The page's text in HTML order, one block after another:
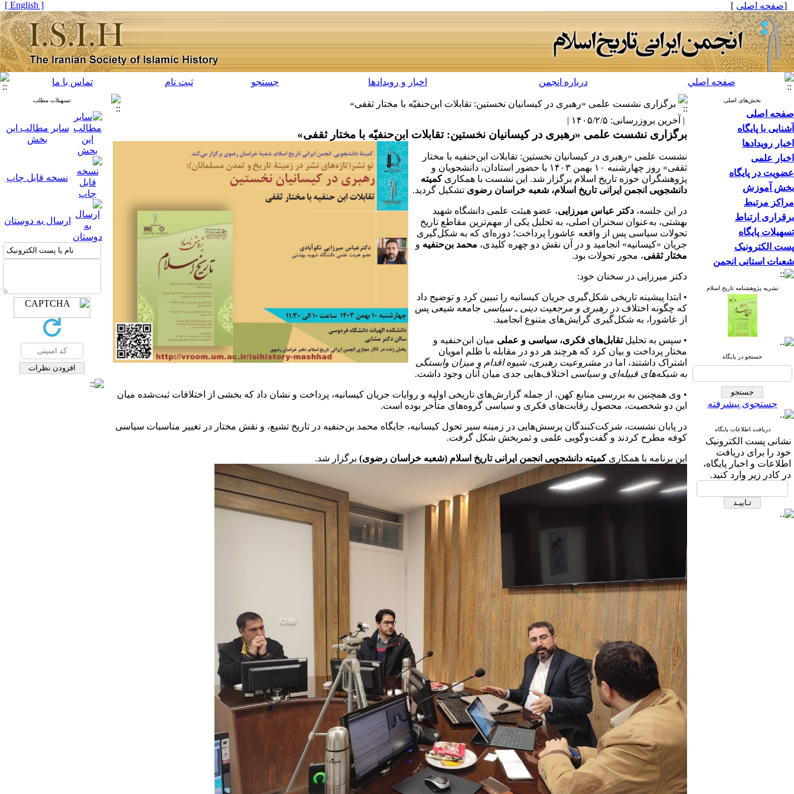
[صفحه اصلی ]
[ English ]
صفحه اصلي درباره انجمن اخبار و رویدادها جستجو ثبت نام تماس با ما
بخش‌های اصلی
صفحه اصلی
آشنایی با پایگاه
اخبار رویدادها
اخبار علمی
عضویت در پایگاه
بخش آموزش
مراکز مرتبط
برقراری ارتباط
تسهیلات پایگاه
پست الکترونیک
شعبات استانی انجمن
نشریه پژوهشنامه تاریخ اسلام
جستجو در پایگاه
جستجوی پیشرفته
دریافت اطلاعات پایگاه
نشانی پست الکترونیک
خود را برای دریافت
اطلاعات و اخبار پایگاه،
در کادر زیر وارد کنید.
برگزاری نشست علمی «رهبری در کیسانیان نخستین: تقابلات ابن‌حنفیّه با مختار ثقفی»
| آخرین بروزرسانی: ۱۴۰۵/۲/۵ |
برگزاری نشست علمی «رهبری در کیسانیان نخستین: تقابلات ابن‌حنفیّه با مختار ثقفی»
نشست علمی «رهبری در کیسانیان نخستین: تقابلات ابن‌حنفیه با مختار
ثقفی» روز چهارشنبه ۱۰ بهمن ۱۴۰۳ با حضور استادان، دانشجویان و
پژوهشگران حوزه تاریخ اسلام برگزار شد. این نشست با همکاریکمیته
دانشجویی انجمن ایرانی تاریخ اسلام، شعبه خراسان رضوی تشکیل گردید.
در این جلسه، دکتر عباس میرزایی، عضو هیئت علمی دانشگاه شهید
بهشتی، به‌عنوان سخنران اصلی، به تحلیل یکی از مهم‌ترین مقاطع تاریخ
تحولات سیاسی پس از واقعه عاشورا پرداخت؛ دوره‌ای که به شکل‌گیری
جریان «کیسانیه» انجامید و در آن نقش دو چهره کلیدی، محمد بن‌حنفیه و
مختار ثقفی، محور تحولات بود.
دکتر میرزایی در سخنان خود:
• ابتدا پیشینه تاریخی شکل‌گیری جریان کیسانیه را تبیین کرد و توضیح داد
که چگونه اختلاف در رهبری و مرجعیت دینی ـ سیاسی جامعه شیعی پس
از عاشورا، به شکل‌گیری گرایش‌های متنوع انجامید.
• سپس به تحلیلتقابل‌های فکری، سیاسی و عملی میان ابن‌حنفیه و
مختار پرداخت و بیان کرد که هرچند هر دو در مقابله با ظلم امویان
اشتراک داشتند، اما در مشروعیت رهبری، شیوه اقدام و میزان وابستگی
به شبکه‌های قبیله‌ای و سیاسی اختلاف‌هایی جدی میان آنان وجود داشت.
• وی همچنین به بررسی منابع کهن، از جمله گزارش‌های تاریخی اولیه و روایات جریان کیسانیه، پرداخت و نشان داد که بخشی از اختلافات ثبت‌شده میان
این دو شخصیت، محصول رقابت‌های فکری و سیاسی گروه‌های متأخر بوده است.
در پایان نشست، شرکت‌کنندگان پرسش‌هایی در زمینه سیر تحول کیسانیه، جایگاه محمد بن‌حنفیه در تاریخ تشیع، و نقش مختار در تغییر مناسبات سیاسی
کوفه مطرح کردند و گفت‌وگویی علمی و ثمربخش شکل گرفت.
این برنامه با همکاریکمیته دانشجویی انجمن ایرانی تاریخ اسلام (شعبه خراسان رضوی) برگزار شد.
تسهیلات مطلب
سایر مطالب این
بخش
نسخه قابل چاپ
ارسال به دوستان